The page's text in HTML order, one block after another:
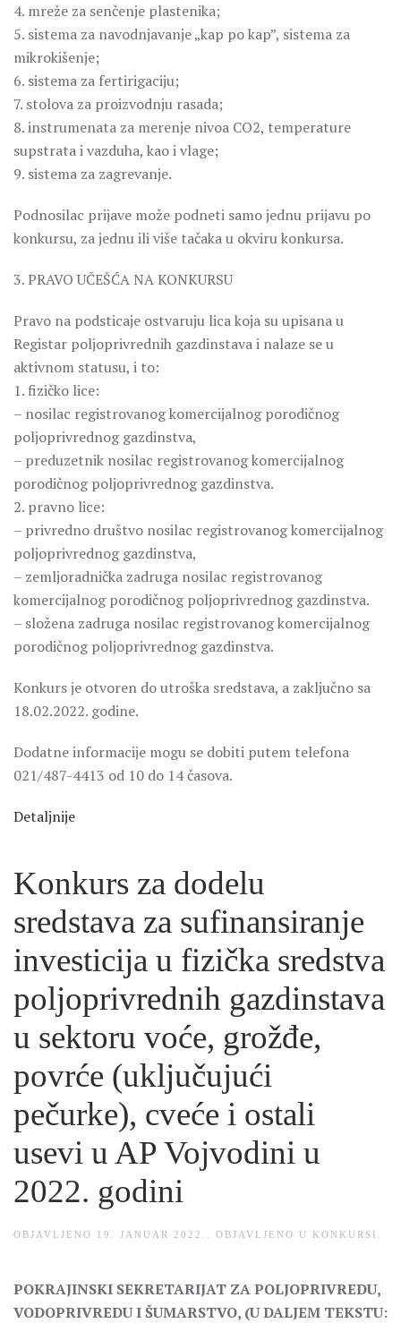
4. mreže za senčenje plastenika;
5. sistema za navodnjavanje „kap po kap”, sistema za
mikrokišenje;
6. sistema za fertirigaciju;
7. stolova za proizvodnju rasada;
8. instrumenata za merenje nivoa CO2, temperature
supstrata i vazduha, kao i vlage;
9. sistema za zagrevanje.
Podnosilac prijave može podneti samo jednu prijavu po
konkursu, za jednu ili više tačaka u okviru konkursa.
3. PRAVO UČEŠĆA NA KONKURSU
Pravo na podsticaje ostvaruju lica koja su upisana u
Registar poljoprivrednih gazdinstava i nalaze se u
aktivnom statusu, i to:
1. fizičko lice:
– nosilac registrovanog komercijalnog porodičnog
poljoprivrednog gazdinstva,
– preduzetnik nosilac registrovanog komercijalnog
porodičnog poljoprivrednog gazdinstva.
2. pravno lice:
– privredno društvo nosilac registrovanog komercijalnog
poljoprivrednog gazdinstva,
– zemljoradnička zadruga nosilac registrovanog
komercijalnog porodičnog poljoprivrednog gazdinstva.
– složena zadruga nosilac registrovanog komercijalnog
porodičnog poljoprivrednog gazdinstva.
Konkurs je otvoren do utroška sredstava, a zaključno sa
18.02.2022. godine.
Dodatne informacije mogu se dobiti putem telefona
021/487-4413 od 10 do 14 časova.
Detaljnije
Konkurs za dodelu
sredstava za sufinansiranje
investicija u fizička sredstva
poljoprivrednih gazdinstava
u sektoru voće, grožđe,
povrće (uključujući
pečurke), cveće i ostali
usevi u AP Vojvodini u
2022. godini
OBJAVLJENO 19. JANUAR 2022. . OBJAVLJENO U KONKURSI
POKRAJINSKI SEKRETARIJAT ZA POLJOPRIVREDU,
VODOPRIVREDU I ŠUMARSTVO, (U DALJEM TEKSTU: